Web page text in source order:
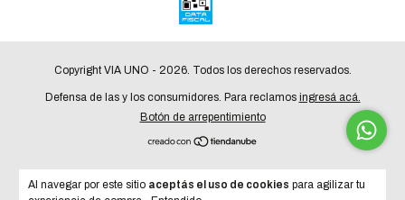
Al navegar por este sitio aceptás el uso de cookies para agilizar tu
Copyright VIA UNO - 2026. Todos los derechos reservados.
Defensa de las y los consumidores. Para reclamos ingresá acá.
Botón de arrepentimiento